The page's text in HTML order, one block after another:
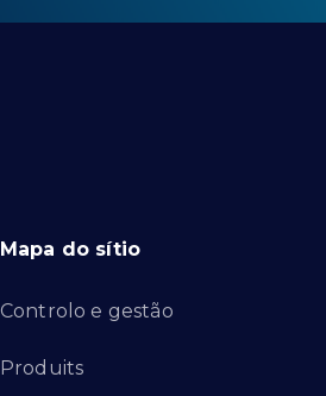
Mapa do sítio
Controlo e gestão
Produits